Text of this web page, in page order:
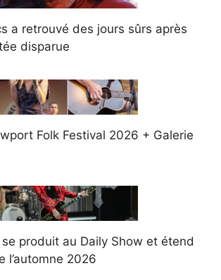
a retrouvé des jours sûrs après
disparue
Folk Festival 2026 + Galerie
produit au Daily Show et étend
l’automne 2026